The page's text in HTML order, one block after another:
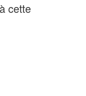
cette